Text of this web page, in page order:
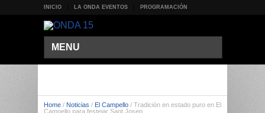
INICIO LA ONDA EVENTOS PROGRAMACIÓN
MENU
Home / Noticias / El Campello / Tradición en estado puro en El
Campello para festejar Sant Josep